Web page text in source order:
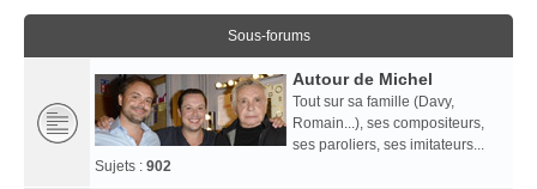
Sous-forums
Autour de Michel
Tout sur sa famille (Davy,
Romain...), ses compositeurs,
ses paroliers, ses imitateurs...
Sujets : 902